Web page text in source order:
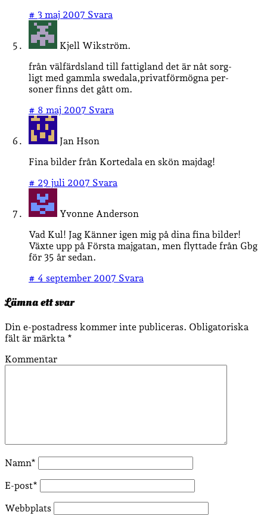
# 3 maj 2007 Svara
Kjell Wikström.
från välfärdsland till fattigland det är nåt sorg-
ligt med gammla swedala,privatförmögna per-
soner finns det gått om.
# 8 maj 2007 Svara
Jan Hson
Fina bilder från Kortedala en skön majdag!
# 29 juli 2007 Svara
Yvonne Anderson
Vad Kul! Jag Känner igen mig på dina fina bilder!
Växte upp på Första majgatan, men flyttade från Gbg
för 35 år sedan.
# 4 september 2007 Svara
Lämna ett svar
Din e-postadress kommer inte publiceras. Obligatoriska
fält är märkta *
Kommentar
Namn*
E-post*
Webbplats